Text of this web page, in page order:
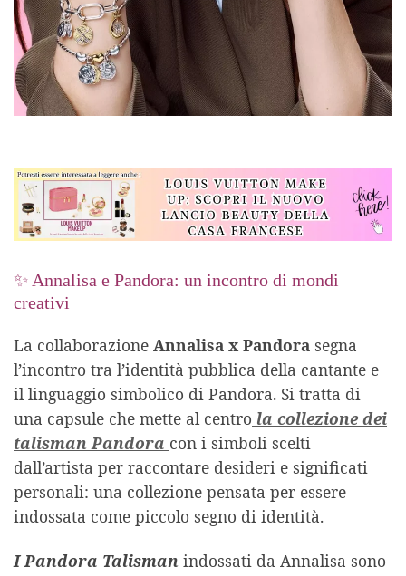
✨ Annalisa e Pandora: un incontro di mondi
creativi
La collaborazione Annalisa x Pandora segna
l’incontro tra l’identità pubblica della cantante e
il linguaggio simbolico di Pandora. Si tratta di
una capsule che mette al centro la collezione dei
talisman Pandora con i simboli scelti
dall’artista per raccontare desideri e significati
personali: una collezione pensata per essere
indossata come piccolo segno di identità.
I Pandora Talisman indossati da Annalisa sono